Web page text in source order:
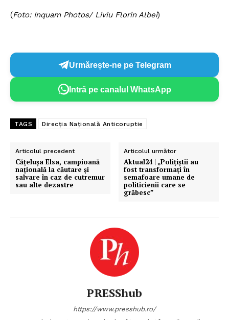
(Foto: Inquam Photos/ Liviu Florin Albei)
Urmărește-ne pe Telegram
Intră pe canalul WhatsApp
TAGS Direcția Națională Anticoruptie
Articolul precedent
Căţeluşa Elsa, campioană
naţională la căutare şi
salvare în caz de cutremur
sau alte dezastre
Articolul următor
Aktual24 | „Polițiștii au
fost transformați în
semafoare umane de
politicienii care se
grăbesc”
PRESShub
https://www.presshub.ro/